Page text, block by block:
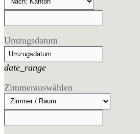
Umzugsdatum
date_range
Zimmerauswählen